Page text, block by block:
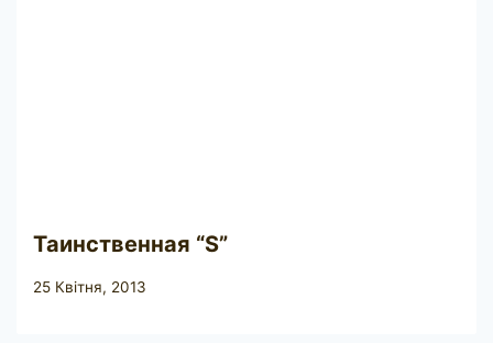
Таинственная “S”
25 Квітня, 2013